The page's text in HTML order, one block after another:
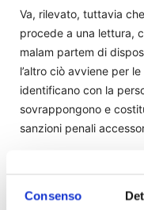
Consenso
Va, rilevato, tuttavia
procede a una lettura,
malam partem di
l’altro ciò avviene per
identificano con la
sovrappongono e
sanzioni penali